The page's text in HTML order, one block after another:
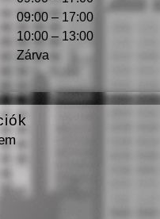
09:00 – 17:00
10:00 – 13:00
Zárva